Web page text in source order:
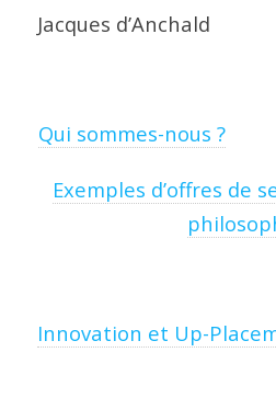
Jacques d’Anchald
Qui sommes-nous ?
Exemples d’offres de
Innovation et Up-